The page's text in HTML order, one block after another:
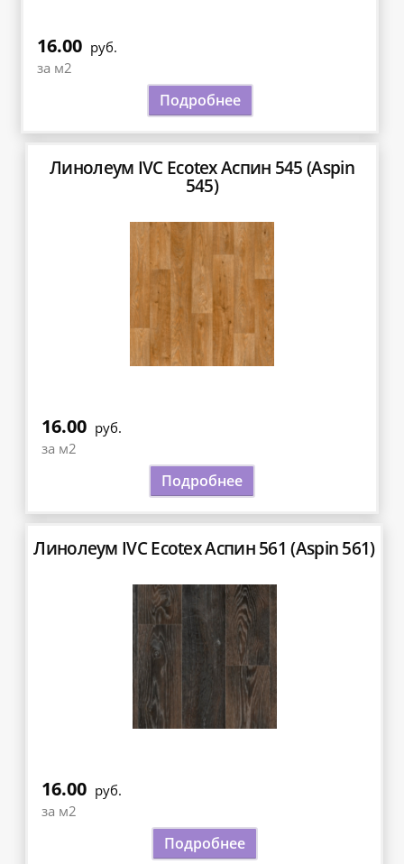
16.00 руб.
за м2
Подробнее
Линолеум IVC Ecotex Аспин 545 (Aspin
545)
16.00 руб.
за м2
Подробнее
Линолеум IVC Ecotex Аспин 561 (Aspin 561)
16.00 руб.
за м2
Подробнее